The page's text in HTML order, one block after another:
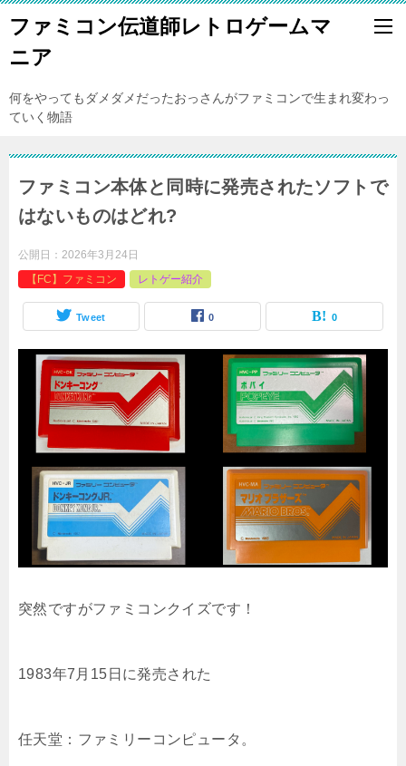
ファミコン伝道師レトロゲームマ
ニア
何をやってもダメダメだったおっさんがファミコンで生まれ変わっ
ていく物語
ファミコン本体と同時に発売されたソフトで
はないものはどれ?
公開日： 2026年3月24日
【FC】ファミコン
レトゲー紹介
Tweet 0 0
突然ですがファミコンクイズです！
1983年7月15日に発売された
任天堂：ファミリーコンピュータ。